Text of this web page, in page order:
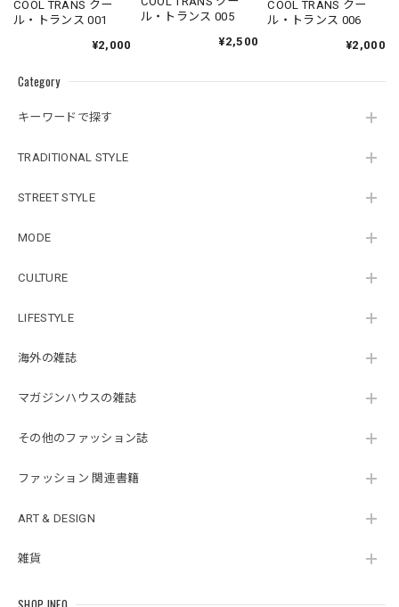
Category
キーワードで探す
TRADITIONAL STYLE
STREET STYLE
MODE
CULTURE
LIFESTYLE
海外の雑誌
マガジンハウスの雑誌
その他のファッション誌
ファッション 関連書籍
ART & DESIGN
雑貨
COOL TRANS クー
ル・トランス 001
¥2,000
ル・トランス 005
¥2,500
COOL TRANS クー
ル・トランス 006
¥2,000